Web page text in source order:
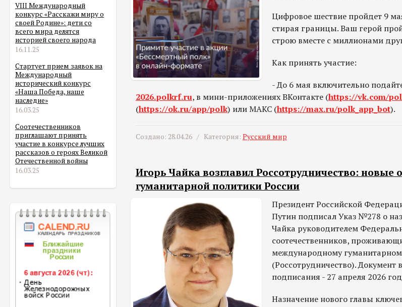
VIII Международный
конкурс «Расскажи миру о
своей Родине»: дети со
всего мира делятся
историей своего народа
16.11.25
Стартует прием заявок на
Международный
исторический конкурс
«Наша Победа, наше
наследие»
16.03.25
Соотечественников
приглашают принять
участие в конкурсе лучших
рассказов о героях Великой
Отечественной войны
16.03.25
Цифровое шествие пройдет 9
стирая границы. Ваш герой
строю вместе с миллионами
Как принять участие:
- До 6 мая включительно
2026.polkrf.ru, в мини-приложениях ВКонтакте (https://vk.com/
(https://ok.ru/app/polk) или МАКС (https://max.ru/polk_ app bot).
Создано: 28.04.26 / Категория: Русский мир
Игорь Чайка возглавил Россотрудничество: новые
гуманитарной политики России
Президент Российской
Путин подписал Указ №278 о
Чайка руководителем
соотечественников,
международному
(Россотрудничество). Документ
подписания - 27 апреля 2026
Назначение нового главы